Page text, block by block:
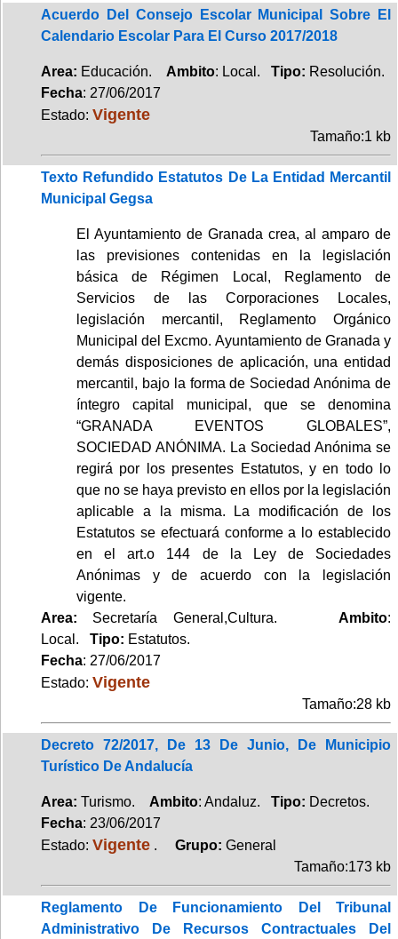
Acuerdo Del Consejo Escolar Municipal Sobre El
Calendario Escolar Para El Curso 2017/2018
Area: Educación. Ambito: Local. Tipo: Resolución.
Fecha: 27/06/2017
Estado: Vigente
Tamaño:1 kb
Texto Refundido Estatutos De La Entidad Mercantil
Municipal Gegsa
El Ayuntamiento de Granada crea, al amparo de
las previsiones contenidas en la legislación
básica de Régimen Local, Reglamento de
Servicios de las Corporaciones Locales,
legislación mercantil, Reglamento Orgánico
Municipal del Excmo. Ayuntamiento de Granada y
demás disposiciones de aplicación, una entidad
mercantil, bajo la forma de Sociedad Anónima de
íntegro capital municipal, que se denomina
“GRANADA EVENTOS GLOBALES”,
SOCIEDAD ANÓNIMA. La Sociedad Anónima se
regirá por los presentes Estatutos, y en todo lo
que no se haya previsto en ellos por la legislación
aplicable a la misma. La modificación de los
Estatutos se efectuará conforme a lo establecido
en el art.o 144 de la Ley de Sociedades
Anónimas y de acuerdo con la legislación
vigente.
Area: Secretaría General,Cultura. Ambito:
Local. Tipo: Estatutos.
Fecha: 27/06/2017
Estado: Vigente
Tamaño:28 kb
Decreto 72/2017, De 13 De Junio, De Municipio
Turístico De Andalucía
Area: Turismo. Ambito: Andaluz. Tipo: Decretos.
Fecha: 23/06/2017
Estado: Vigente . Grupo: General
Tamaño:173 kb
Reglamento De Funcionamiento Del Tribunal
Administrativo De Recursos Contractuales Del